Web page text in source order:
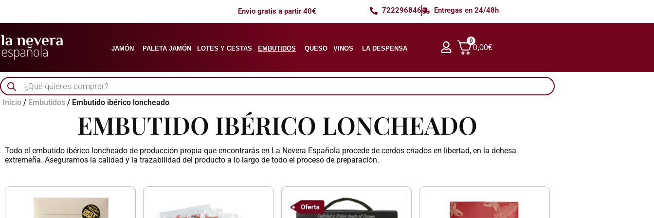
Envio gratis a partir 40€ 722296846 Entregas en 24/48h
JAMÓN PALETA JAMÓN LOTES Y CESTAS EMBUTIDOS QUESO VINOS LA DESPENSA
0
0,00€
Búsqueda
de
productos
Inicio / Embutidos / Embutido ibérico loncheado
EMBUTIDO IBÉRICO LONCHEADO
Todo el embutido ibérico loncheado de producción propia que encontrarás en La Nevera Española procede de cerdos criados en libertad, en la dehesa
extremeña. Aseguramos la calidad y la trazabilidad del producto a lo largo de todo el proceso de preparación.
precioprecio